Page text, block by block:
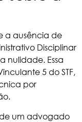
a ausência de
Disciplinar
nulidade. Essa
5 do STF,
por
um advogado